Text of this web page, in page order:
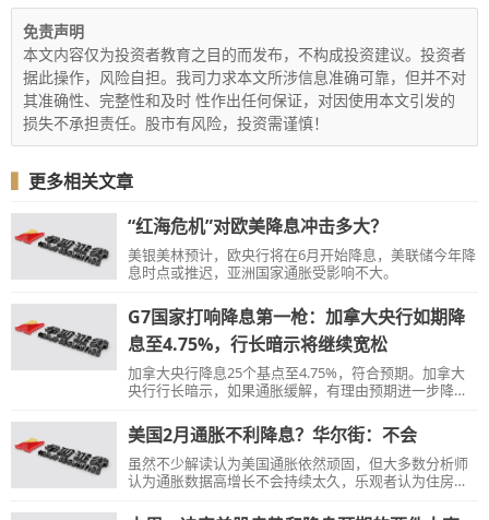
免责声明
本文内容仅为投资者教育之目的而发布，不构成投资建议。投资者
据此操作，风险自担。我司力求本文所涉信息准确可靠，但并不对
其准确性、完整性和及时 性作出任何保证，对因使用本文引发的
损失不承担责任。股市有风险，投资需谨慎！
▍ 更多相关文章
“红海危机”对欧美降息冲击多大？
美银美林预计，欧央行将在6月开始降息，美联储今年降
息时点或推迟，亚洲国家通胀受影响不大。
G7国家打响降息第一枪：加拿大央行如期降
息至4.75%，行长暗示将继续宽松
加拿大央行降息25个基点至4.75%，符合预期。加拿大
央行行长暗示，如果通胀缓解，有理由预期进一步降
解，因此认为货币政策不再需要那么具有限制性。加拿
大央行如期降息后，美元兑加元短线拉升约40点，加拿
大股市和债市齐涨。
美国2月通胀不利降息？华尔街：不会
虽然不少解读认为美国通胀依然顽固，但大多数分析师
认为通胀数据高增长不会持续太久，乐观者认为住房成